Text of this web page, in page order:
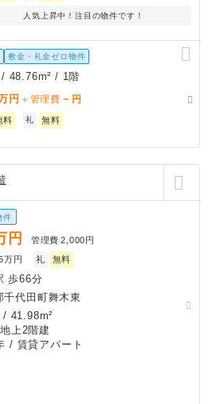
人気上昇中！注目の物件です！
敷金・礼金ゼロ物件
48.76m² / 1階
円 ＋管理費 － 円
料 礼 無料
件
円 管理費 2,000円
万円 礼 無料
歩66分
千代田町舞木東
/ 41.98m²
上2階建
/ 賃貸アパート